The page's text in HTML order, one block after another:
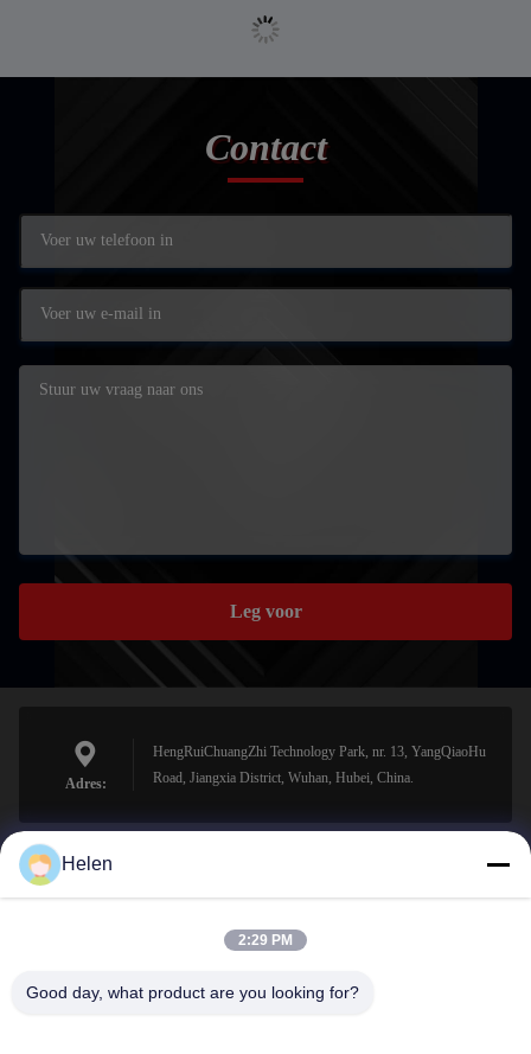
Contact
Leg voor
Adres:
HengRuiChuangZhi Technology Park, nr. 13, YangQiaoHu
Road, Jiangxia District, Wuhan, Hubei, China.
sales@perfectlaser.net
Helen
2:29 PM
Good day, what product are you looking for?